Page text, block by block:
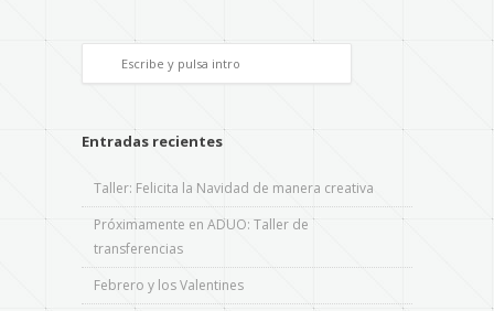
Entradas recientes
Taller: Felicita la Navidad de manera creativa
Próximamente en ADUO: Taller de
transferencias
Febrero y los Valentines